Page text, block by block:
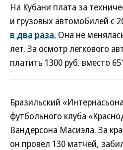
На Кубани плата за
и грузовых автомобилей с
в два раза. Она не
лет. За осмотр легкового
платить 1300 руб. вместо
Бразильский
футбольного клуба
Вандерсона Масиэла. За
он провел 130 матчей,